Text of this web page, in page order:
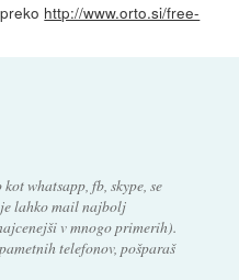
http://www.orto.si/free-
whatsapp, fb, skype, se
lahko mail najbolj
v mnogo primerih).
telefonov, pošparaš